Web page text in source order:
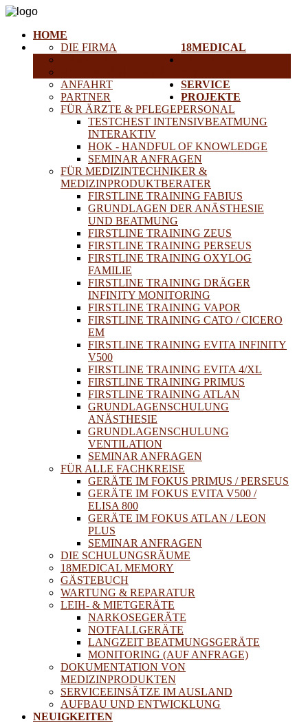
HOME
18MEDICAL
DIE FIRMA
ANFAHRT
PARTNER
FÜR ÄRZTE & PFLEGEPERSONAL
TESTCHEST INTENSIVBEATMUNG
INTERAKTIV
HOK - HANDFUL OF KNOWLEDGE
SEMINAR ANFRAGEN
FÜR MEDIZINTECHNIKER &
MEDIZINPRODUKTBERATER
FIRSTLINE TRAINING FABIUS
GRUNDLAGEN DER ANÄSTHESIE
UND BEATMUNG
FIRSTLINE TRAINING ZEUS
FIRSTLINE TRAINING PERSEUS
FIRSTLINE TRAINING OXYLOG
FAMILIE
FIRSTLINE TRAINING DRÄGER
INFINITY MONITORING
FIRSTLINE TRAINING VAPOR
FIRSTLINE TRAINING CATO / CICERO
EM
FIRSTLINE TRAINING EVITA INFINITY
V500
FIRSTLINE TRAINING EVITA 4/XL
FIRSTLINE TRAINING PRIMUS
FIRSTLINE TRAINING ATLAN
GRUNDLAGENSCHULUNG
ANÄSTHESIE
GRUNDLAGENSCHULUNG
VENTILATION
SEMINAR ANFRAGEN
FÜR ALLE FACHKREISE
GERÄTE IM FOKUS PRIMUS / PERSEUS
GERÄTE IM FOKUS EVITA V500 /
ELISA 800
GERÄTE IM FOKUS ATLAN / LEON
PLUS
SEMINAR ANFRAGEN
DIE SCHULUNGSRÄUME
18MEDICAL MEMORY
GÄSTEBUCH
SERVICE
WARTUNG & REPARATUR
LEIH- & MIETGERÄTE
NARKOSEGERÄTE
NOTFALLGERÄTE
LANGZEIT BEATMUNGSGERÄTE
MONITORING (AUF ANFRAGE)
DOKUMENTATION VON
MEDIZINPRODUKTEN
PROJEKTE
SERVICEEINSÄTZE IM AUSLAND
AUFBAU UND ENTWICKLUNG
NEUIGKEITEN